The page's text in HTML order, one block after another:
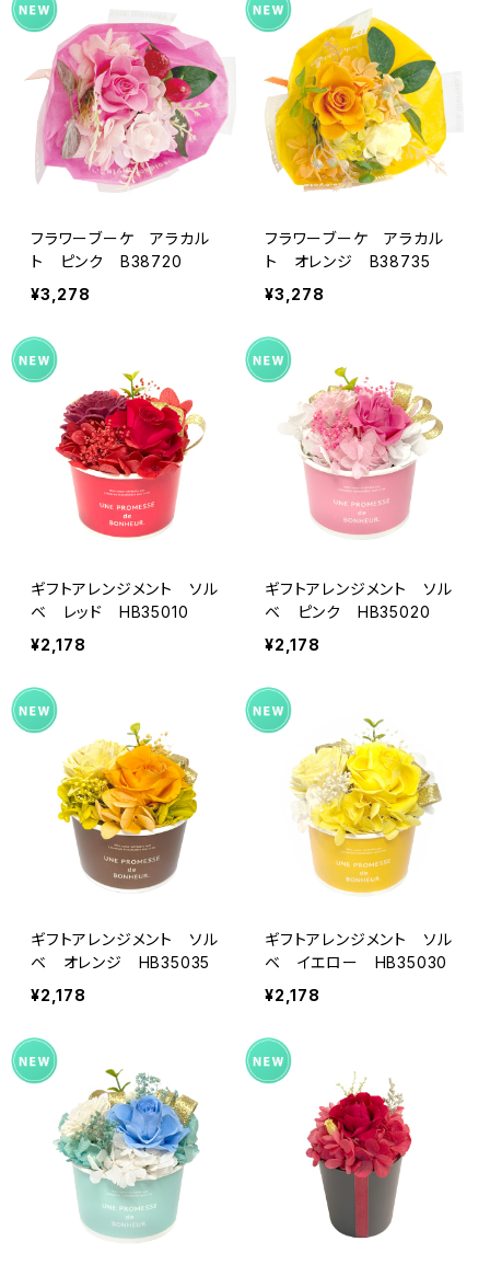
フラワーブーケ アラカル
ト ピンク B38720
¥3,278
フラワーブーケ アラカル
ト オレンジ B38735
¥3,278
ギフトアレンジメント ソル
ベ レッド HB35010
¥2,178
ギフトアレンジメント ソル
ベ ピンク HB35020
¥2,178
ギフトアレンジメント ソル
ベ オレンジ HB35035
¥2,178
ギフトアレンジメント ソル
ベ イエロー HB35030
¥2,178